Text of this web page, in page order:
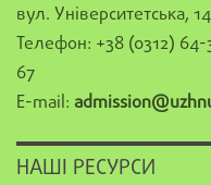
вул. Університетська,
Телефон: +38 (0312)
67
E-mail:
НАШІ РЕСУРСИ